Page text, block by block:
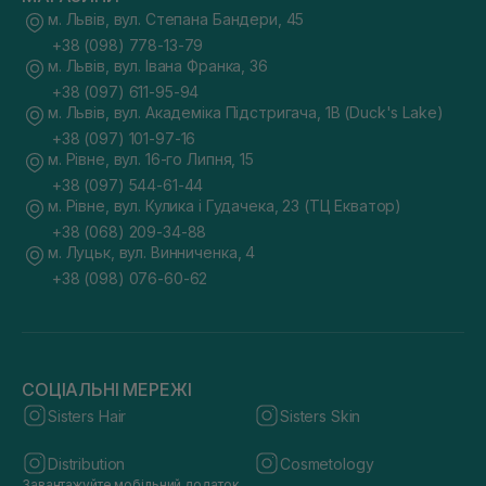
Підбір продукції за брендами, напрямками та
косметичними лініями.
Постійні акції та сезонні розпродажі.
Низькі ціни.
Правильний крем — це як ідеальна
сукня: він має підкреслювати вашу
природну красу, дарувати відчуття
комфорту і бути доречним саме зараз.
У Sisters ми допомагаємо знайти саме
те «вбрання» для вашої шкіри.
В онлайн-магазині представлені найпопулярніші бренди
різних країн, які задають тренди у світовому виробництві
корейські засоби з інноваційними формулами та
ефективними природними інгредієнтами. До шорт-листа
м. Львів, вул. Степана Бандери, 45
+38 (098) 778-13-79
м. Львів, вул. Івана Франка, 36
+38 (097) 611-95-94
м. Львів, вул. Академіка Підстригача, 1В (Duck's Lake)
+38 (097) 101-97-16
м. Рівне, вул. 16-го Липня, 15
+38 (097) 544-61-44
м. Рівне, вул. Кулика і Гудачека, 23 (ТЦ Екватор)
+38 (068) 209-34-88
м. Луцьк, вул. Винниченка, 4
+38 (098) 076-60-62
СОЦІАЛЬНІ МЕРЕЖІ
Sisters Hair Sisters Skin
Distribution Cosmetology